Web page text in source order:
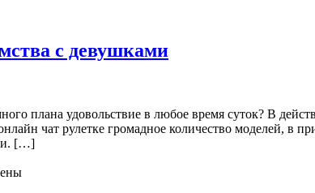
с девушками
плана удовольствие в любое время суток? В
чат рулетке громадное количество моделей, в
[…]